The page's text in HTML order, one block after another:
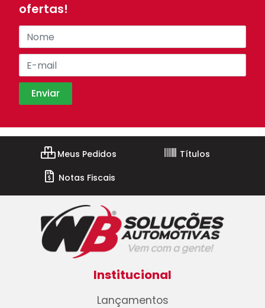
ofertas!
Meus Pedidos
Títulos
Notas Fiscais
Institucional
Lançamentos